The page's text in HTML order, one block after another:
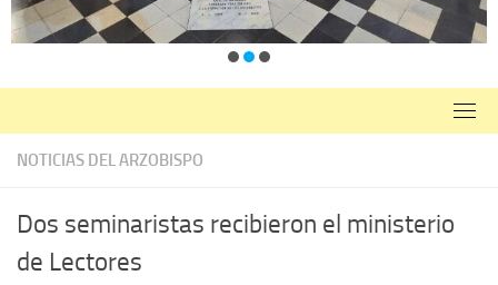
NOTICIAS DEL ARZOBISPO
Dos seminaristas recibieron el ministerio
de Lectores